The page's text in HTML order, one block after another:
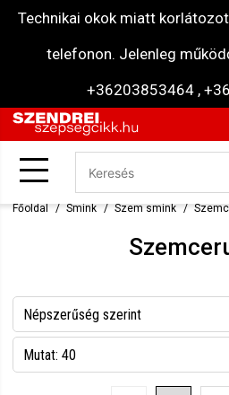
Technikai okok miatt
telefonon. Jelenleg
+36203853464 ,
Főoldal Smink Szem smink
Népszerűség szerint
Név szerint csökkenő
Mutat: 40